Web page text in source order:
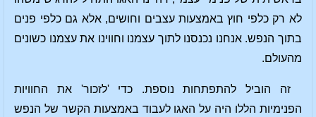
לא רק כלפי חוץ באמצעות עצבים וחושים, אלא גם כלפי פנים
בתוך הנפש. אנחנו נכנסנו לתוך עצמנו וחווינו את עצמנו כשונים
מהעולם.
זה הוביל להתפתחות נוספת. כדי 'לזכור' את החוויות
הפנימיות הללו היה על האגו לעבוד באמצעות הקשר של הנפש